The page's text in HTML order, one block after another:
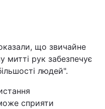
що звичайне
рук забезпечує
людей".
сприяти